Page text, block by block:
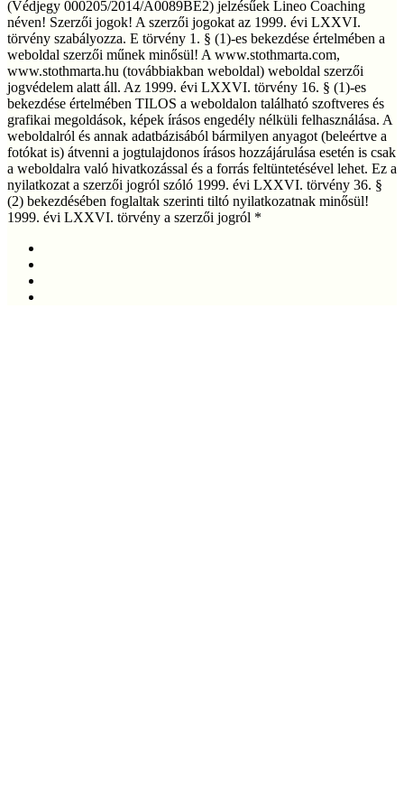
(Védjegy 000205/2014/A0089BE2) jelzésűek Lineo Coaching
néven! Szerzői jogok! A szerzői jogokat az 1999. évi LXXVI.
törvény szabályozza. E törvény 1. § (1)-es bekezdése értelmében a
weboldal szerzői műnek minősül! A www.stothmarta.com,
www.stothmarta.hu (továbbiakban weboldal) weboldal szerzői
jogvédelem alatt áll. Az 1999. évi LXXVI. törvény 16. § (1)-es
bekezdése értelmében TILOS a weboldalon található szoftveres és
grafikai megoldások, képek írásos engedély nélküli felhasználása. A
weboldalról és annak adatbázisából bármilyen anyagot (beleértve a
fotókat is) átvenni a jogtulajdonos írásos hozzájárulása esetén is csak
a weboldalra való hivatkozással és a forrás feltüntetésével lehet. Ez a
nyilatkozat a szerzői jogról szóló 1999. évi LXXVI. törvény 36. §
(2) bekezdésében foglaltak szerinti tiltó nyilatkozatnak minősül!
1999. évi LXXVI. törvény a szerzői jogról *